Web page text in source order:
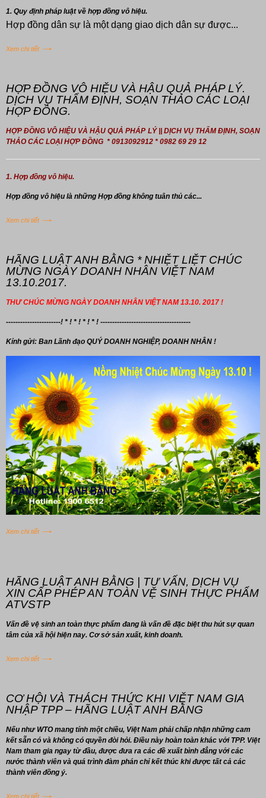
1. Quy định pháp luật về hợp đồng vô hiệu.
Hợp đồng dân sự là một dạng giao dịch dân sự được...
Xem chi tiết
HỢP ĐỒNG VÔ HIỆU VÀ HẬU QUẢ PHÁP LÝ.
DỊCH VỤ THẨM ĐỊNH, SOẠN THẢO CÁC LOẠI
HỢP ĐỒNG.
HỢP ĐỒNG VÔ HIỆU VÀ HẬU QUẢ PHÁP LÝ || DỊCH VỤ THẨM ĐỊNH, SOẠN
THẢO CÁC LOẠI HỢP ĐỒNG * 0913092912 * 0982 69 29 12
1. Hợp đồng vô hiệu.
Hợp đồng vô hiệu là những Hợp đồng không tuân thủ các...
Xem chi tiết
HÃNG LUẬT ANH BẰNG * NHIỆT LIỆT CHÚC
MỪNG NGÀY DOANH NHÂN VIỆT NAM
13.10.2017.
THƯ CHÚC MỪNG NGÀY DOANH NHÂN VIỆT NAM 13.10. 2017 !
-----------------------! * ! * ! * ! * ! --------------------------------------
Kính gửi: Ban Lãnh đạo QUÝ DOANH NGHIỆP, DOANH NHÂN !
Xem chi tiết
HÃNG LUẬT ANH BẰNG | TƯ VẤN, DỊCH VỤ
XIN CẤP PHÉP AN TOÀN VỆ SINH THỰC PHẨM
ATVSTP
Vấn đề vệ sinh an toàn thực phẩm đang là vấn đề đặc biệt thu hút sự quan
tâm của xã hội hiện nay. Cơ sở sản xuất, kinh doanh.
Xem chi tiết
CƠ HỘI VÀ THÁCH THỨC KHI VIỆT NAM GIA
NHẬP TPP – HÃNG LUẬT ANH BẰNG
Nếu như WTO mang tính một chiều, Việt Nam phải chấp nhận những cam
kết sẵn có và không có quyền đòi hỏi. Điều này hoàn toàn khác với TPP. Việt
Nam tham gia ngay từ đầu, được đưa ra các đề xuất bình đẳng với các
nước thành viên và quá trình đàm phán chỉ kết thúc khi được tất cả các
thành viên đồng ý.